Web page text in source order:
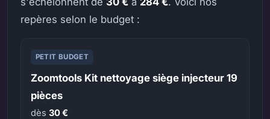
repères selon le budget :
PETIT BUDGET
Zoomtools Kit nettoyage siège injecteur 19
pièces
dès 30 €